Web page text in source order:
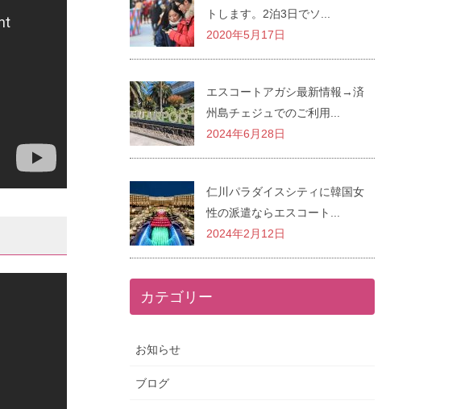
トします。2泊3日でソ...
2020年5月17日
エスコートアガシ最新情報→済
州島チェジュでのご利用...
2024年6月28日
仁川パラダイスシティに韓国女
性の派遣ならエスコート...
2024年2月12日
カテゴリー
お知らせ
ブログ